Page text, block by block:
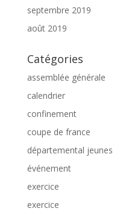
septembre 2019
août 2019
Catégories
assemblée générale
calendrier
confinement
coupe de france
départemental jeunes
événement
exercice
exercice